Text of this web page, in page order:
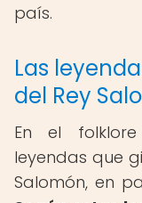
país.
Las
del Rey
En el folklore
leyendas que
Salomón, en